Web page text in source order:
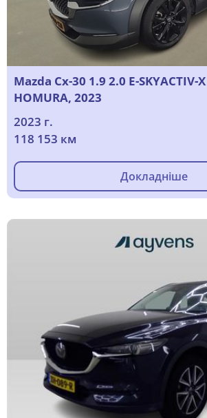
Mazda Cx-30 1.9 2.0 E-SKYACTIV-
HOMURA, 2023
2023 г.
118 153 км
Докладніше